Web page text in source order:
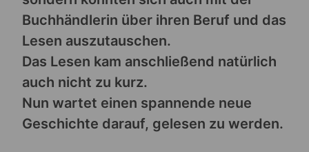
Buchhändlerin über ihren Beruf und das
Lesen auszutauschen.
Das Lesen kam anschließend natürlich
auch nicht zu kurz.
Nun wartet einen spannende neue
Geschichte darauf, gelesen zu werden.